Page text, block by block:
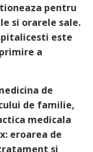
pentru
si orarele sale.
este
a
de
de familie,
medicala
eroarea de
si